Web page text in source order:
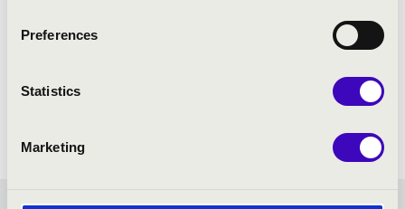
Preferences
Statistics
Marketing